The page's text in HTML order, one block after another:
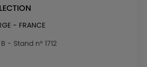
- FRANCE
- Stand n° 1712